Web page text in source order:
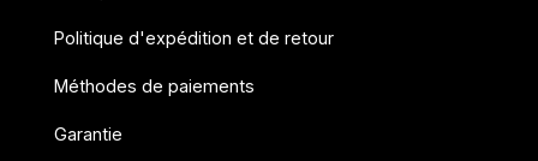
Politique d'expédition et de retour
Méthodes de paiements
Garantie